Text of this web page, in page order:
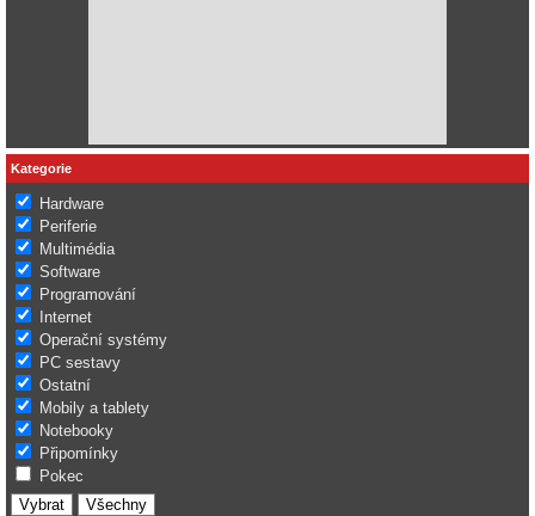
Kategorie
Hardware
Periferie
Multimédia
Software
Programování
Internet
Operační systémy
PC sestavy
Ostatní
Mobily a tablety
Notebooky
Připomínky
Pokec